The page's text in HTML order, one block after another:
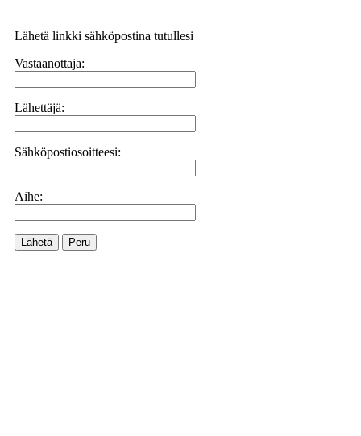
Lähetä linkki sähköpostina tutullesi
Vastaanottaja:
Lähettäjä:
Sähköpostiosoitteesi:
Aihe:
Lähetä Peru